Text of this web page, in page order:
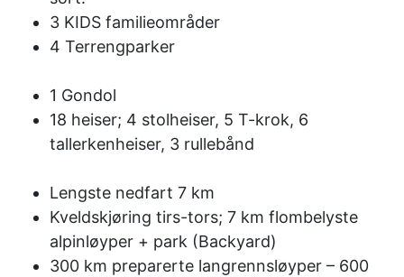
3 KIDS familieområder
4 Terrengparker
1 Gondol
18 heiser; 4 stolheiser, 5 T-krok, 6
tallerkenheiser, 3 rullebånd
Lengste nedfart 7 km
Kveldskjøring tirs-tors; 7 km flombelyste
alpinløyper + park (Backyard)
300 km preparerte langrennsløyper – 600